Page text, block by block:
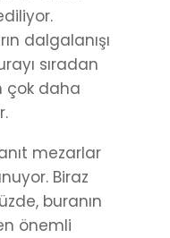
dalgalanışı
sıradan
çok daha
mezarlar
Biraz
buranın
önemli